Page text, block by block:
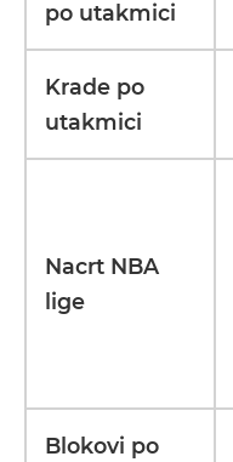
po utakmici
Krade po
utakmici
Nacrt NBA
lige
Blokovi po